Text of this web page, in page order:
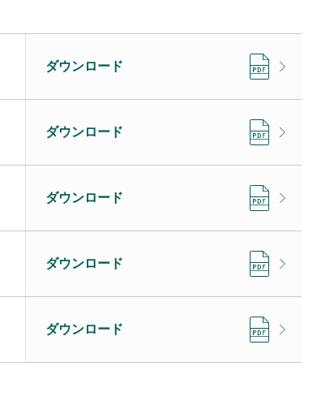
ダウンロード
ダウンロード
ダウンロード
ダウンロード
ダウンロード